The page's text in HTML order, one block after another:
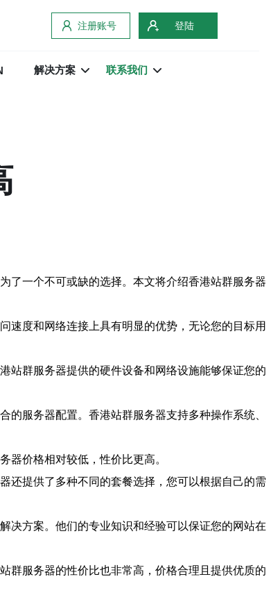
注册账号 登陆
解决方案 联系我们
了一个不可或缺的选择。本文将介绍香港站群服务器
速度和网络连接上具有明显的优势，无论您的目标用
站群服务器提供的硬件设备和网络设施能够保证您的
服务器配置。香港站群服务器支持多种操作系统、
器价格相对较低，性价比更高。
还提供了多种不同的套餐选择，您可以根据自己的需
决方案。他们的专业知识和经验可以保证您的网站在
群服务器的性价比也非常高，价格合理且提供优质的